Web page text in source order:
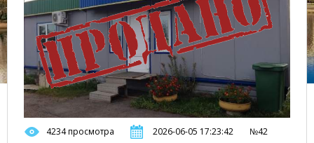
4234 просмотра 2026-06-05 17:23:42 №42